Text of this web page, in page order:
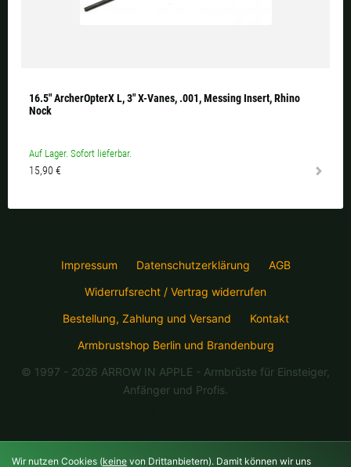
16.5" ArcherOpterX L, 3" X-Vanes, .001, Messing Insert, Rhino
Nock
Auf Lager. Sofort lieferbar.
15,90 €
Impressum Datenschutzerklärung
AGB
Widerrufsrecht / Vertrag widerrufen
Bestellung, Zahlung und Versand
Kontakt
Armbrustshop Berlin und Brandenburg
© 1997 - 2026 ARROW IN APPLE - Armbrüste für Einsteiger,
Anfänger und Profis.
Wir nutzen Cookies (keine von Drittanbietern). Damit können wir uns